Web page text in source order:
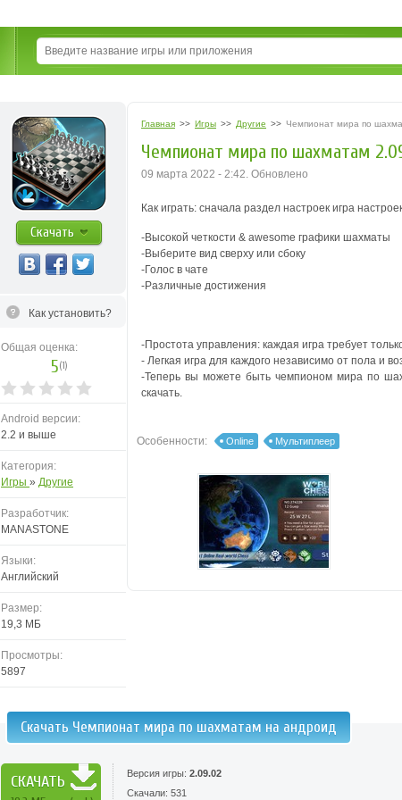
Скачать
Как установить?
Общая оценка:
5(1)
Android версии:
2.2 и выше
Категория:
Игры » Другие
Разработчик:
MANASTONE
Языки:
Английский
Размер:
19,3 МБ
Просмотры:
5897
Главная >> Игры >> Другие >> Чемпионат мира по
Чемпионат мира по шахматам
09 марта 2022 - 2:42. Обновлено
Как играть: сначала раздел настроек игра
-Высокой четкости & awesome графики шахматы
-Выберите вид сверху или сбоку
-Голос в чате
-Различные достижения
-Простота управления: каждая игра требует
- Легкая игра для каждого независимо от пола и
-Теперь вы можете быть чемпионом мира по
скачать.
Особенности: Online Мультиплеер
Скачать Чемпионат мира по шахматам на андроид
СКАЧАТЬ Версия игры: 2.09.02
Скачали: 531